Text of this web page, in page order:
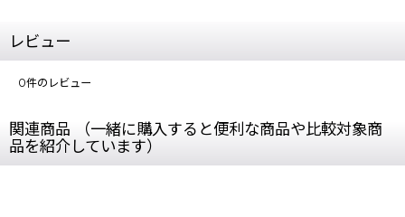
レビュー
0件のレビュー
関連商品 （一緒に購入すると便利な商品や比較対象商
品を紹介しています）